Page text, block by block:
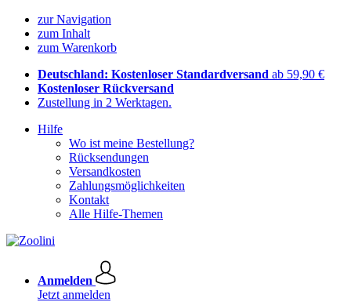
zur Navigation
zum Inhalt
zum Warenkorb
Deutschland: Kostenloser Standardversand ab 59,90 €
Kostenloser Rückversand
Zustellung in 2 Werktagen.
Hilfe
Wo ist meine Bestellung?
Rücksendungen
Versandkosten
Zahlungsmöglichkeiten
Kontakt
Alle Hilfe-Themen
Anmelden
Jetzt anmelden